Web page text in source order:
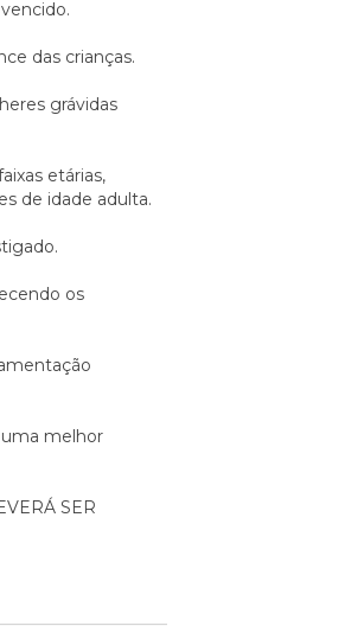
das crianças.
grávidas
etárias,
de idade adulta.
os
melhor
SER